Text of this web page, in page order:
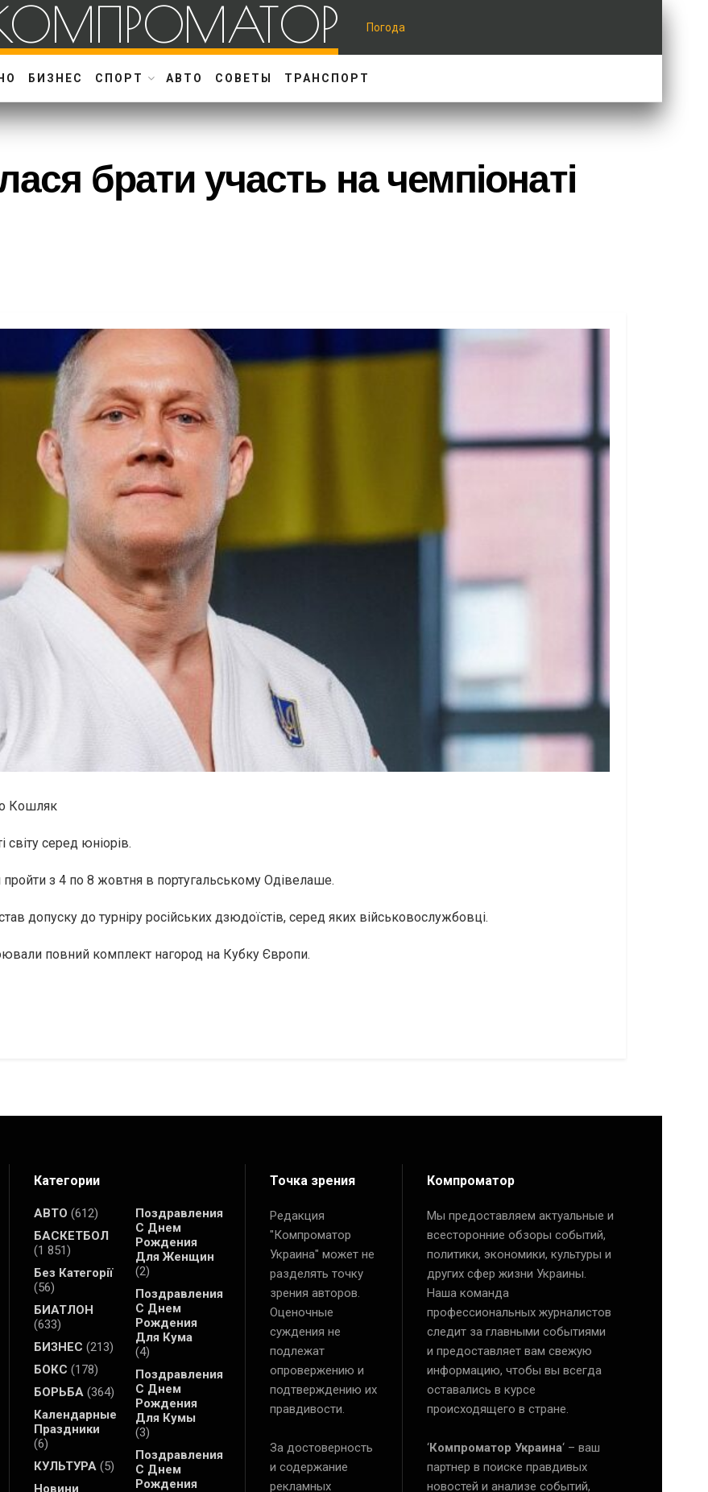
Погода
БИЗНЕС СПОРТ АВТО СОВЕТЫ ТРАНСПОРТ
брати участь на чемпіонаті
Кошляк
світу серед юніорів.
з 4 по 8 жовтня в португальському Одівелаше.
допуску до турніру російських дзюдоїстів, серед яких військовослужбовці.
повний комплект нагород на Кубку Європи.
Категории
АВТО (612)
БАСКЕТБОЛ
(1 851)
Без Категорії
(56)
БИАТЛОН
(633)
БИЗНЕС (213)
БОКС (178)
БОРЬБА (364)
Календарные
Праздники
(6)
КУЛЬТУРА (5)
Новини
Поздравления
С Днем
Рождения
Для Женщин
(2)
Поздравления
С Днем
Рождения
Для Кума
(4)
Поздравления
С Днем
Рождения
Для Кумы
(3)
Поздравления
С Днем
Рождения
Точка зрения
Редакция
"Компроматор
Украина" может не
разделять точку
зрения авторов.
Оценочные
суждения не
подлежат
опровержению и
подтверждению их
правдивости.
За достоверность
и содержание
рекламных
Компроматор
Мы предоставляем актуальные и
всесторонние обзоры событий,
политики, экономики, культуры и
других сфер жизни Украины.
Наша команда
профессиональных журналистов
следит за главными событиями
и предоставляет вам свежую
информацию, чтобы вы всегда
оставались в курсе
происходящего в стране.
‘Компроматор Украина‘ – ваш
партнер в поиске правдивых
новостей и анализе событий,